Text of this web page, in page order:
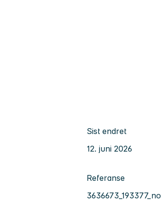
Sist endret
12. juni 2026
Referanse
3636673_193377_no